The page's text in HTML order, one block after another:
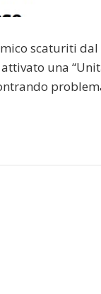
scaturiti
una